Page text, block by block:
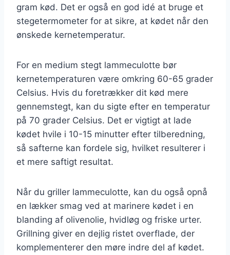
gram kød. Det er også en god idé at bruge et
stegetermometer for at sikre, at kødet når den
ønskede kernetemperatur.
For en medium stegt lammeculotte bør
kernetemperaturen være omkring 60-65 grader
Celsius. Hvis du foretrækker dit kød mere
gennemstegt, kan du sigte efter en temperatur
på 70 grader Celsius. Det er vigtigt at lade
kødet hvile i 10-15 minutter efter tilberedning,
så safterne kan fordele sig, hvilket resulterer i
et mere saftigt resultat.
Når du griller lammeculotte, kan du også opnå
en lækker smag ved at marinere kødet i en
blanding af olivenolie, hvidløg og friske urter.
Grillning giver en dejlig ristet overflade, der
komplementerer den møre indre del af kødet.